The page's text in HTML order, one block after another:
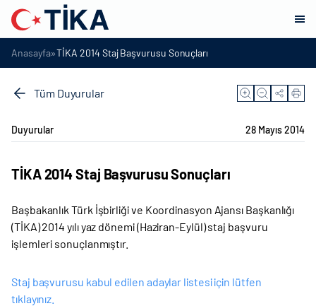
Anasayfa»TİKA 2014 Staj Başvurusu Sonuçları
Tüm Duyurular
Duyurular 28 Mayıs 2014
TİKA 2014 Staj Başvurusu Sonuçları
Başbakanlık Türk İşbirliği ve Koordinasyon Ajansı Başkanlığı
(TİKA) 2014 yılı yaz dönemi (Haziran-Eylül) staj başvuru
işlemleri sonuçlanmıştır.
Staj başvurusu kabul edilen adaylar listesi için lütfen
tıklayınız.